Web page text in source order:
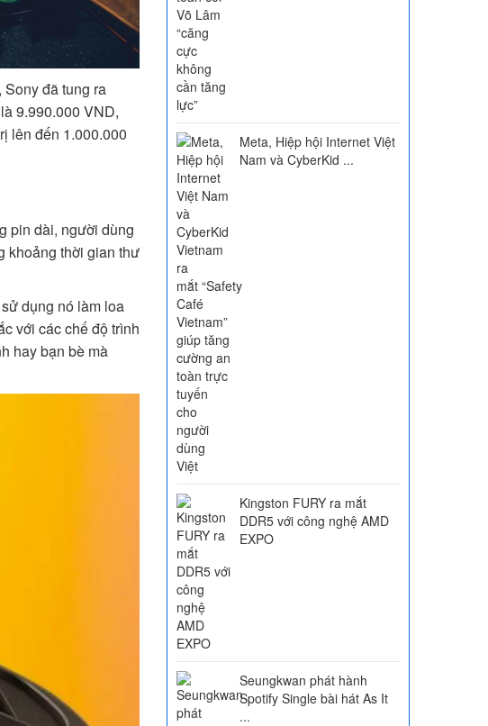
đã tung ra
9.990.000 VND,
lên đến 1.000.000
pin dài, người dùng
khoảng thời gian thư
dụng nó làm loa
với các chế độ trình
hay bạn bè mà
Meta, Hiệp hội Internet Việt
Nam và CyberKid ...
Kingston FURY ra mắt
DDR5 với công nghệ AMD
EXPO
Seungkwan phát hành
Spotify Single bài hát As It
...